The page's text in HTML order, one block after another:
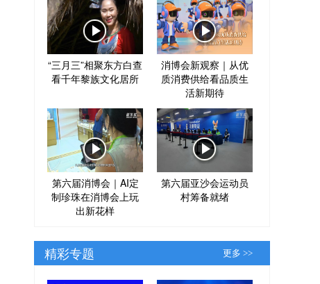
“三月三”相聚东方白查
看千年黎族文化居所
消博会新观察｜从优
质消费供给看品质生
活新期待
第六届消博会｜AI定
制珍珠在消博会上玩
出新花样
第六届亚沙会运动员
村筹备就绪
精彩专题 更多 >>